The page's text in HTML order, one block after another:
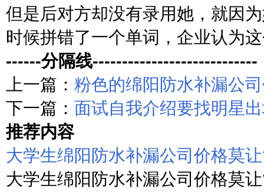
但是后对方却没有录用她，就因
时候拼错了一个单词，企业认为
------分隔线----------------------------
上一篇： 粉色的绵阳防水补漏公
下一篇： 面试自我介绍要找明星
推荐内容
大学生绵阳防水补漏公司价格莫
大学生绵阳防水补漏公司价格莫